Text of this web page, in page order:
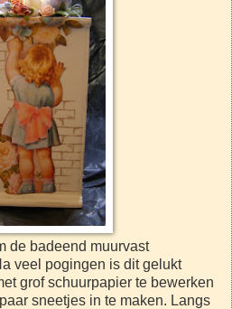
de badeend muurvast
veel pogingen is dit gelukt
grof schuurpapier te bewerken
sneetjes in te maken. Langs